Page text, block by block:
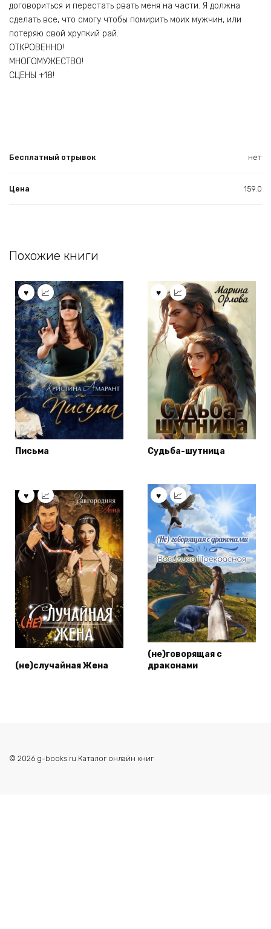
договориться и перестать рвать меня на части. Я должна
сделать все, что смогу чтобы помирить моих мужчин, или
потеряю свой хрупкий рай.
ОТКРОВЕННО!
МНОГОМУЖЕСТВО!
СЦЕНЫ +18!
Бесплатный отрывок нет
Цена 159.0
Похожие книги
Письма Судьба-шутница
(не)случайная Жена
(не)говорящая с
драконами
© 2026 g-books.ru Каталог онлайн книг